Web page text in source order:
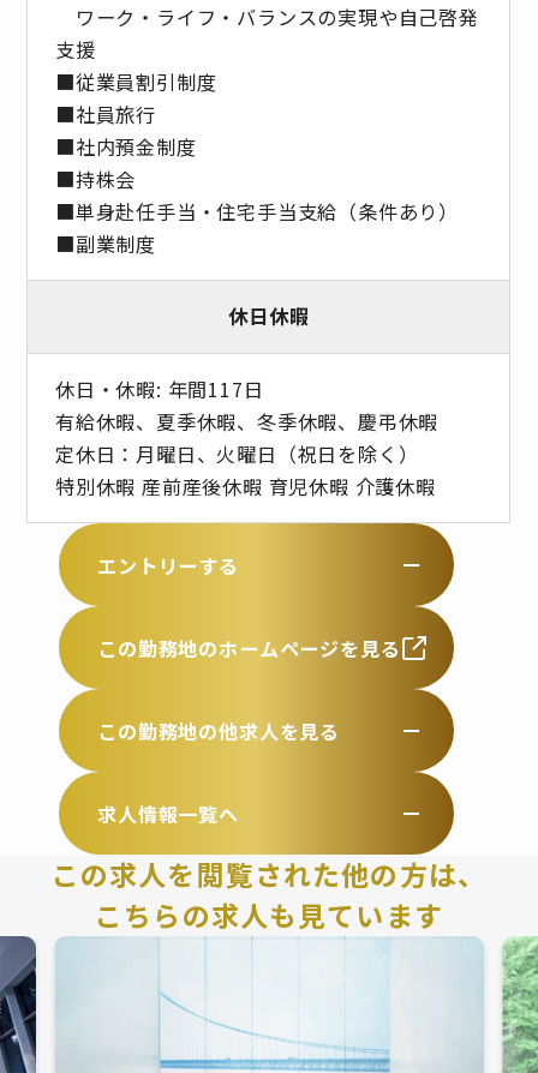
ワーク・ライフ・バランスの実現や自己啓発
支援
■従業員割引制度
■社員旅⾏
■社内預⾦制度
■持株会
■単身赴任手当・住宅手当支給（条件あり）
■副業制度
休日休暇
休日・休暇: 年間117日
有給休暇、夏季休暇、冬季休暇、慶弔休暇
定休日：月曜日、火曜日（祝日を除く）
特別休暇 産前産後休暇 育児休暇 介護休暇
エントリーする
この勤務地のホームページを見る
この勤務地の他求人を見る
求人情報一覧へ
この求人を閲覧された他の方は、
こちらの求人も見ています